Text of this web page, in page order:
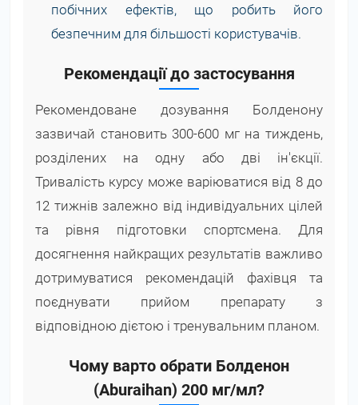
побічних ефектів, що робить його
безпечним для більшості користувачів.
Рекомендації до застосування
Рекомендоване дозування Болденону
зазвичай становить 300-600 мг на тиждень,
розділених на одну або дві ін'єкції.
Тривалість курсу може варіюватися від 8 до
12 тижнів залежно від індивідуальних цілей
та рівня підготовки спортсмена. Для
досягнення найкращих результатів важливо
дотримуватися рекомендацій фахівця та
поєднувати прийом препарату з
відповідною дієтою і тренувальним планом.
Чому варто обрати Болденон
(Aburaihan) 200 мг/мл?